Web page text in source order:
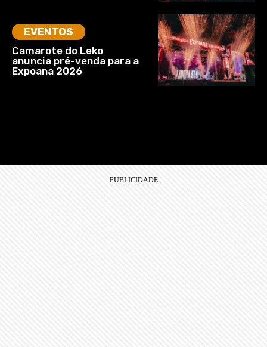
EVENTOS
Camarote do Leko
anuncia pré-venda para a
Expoana 2026